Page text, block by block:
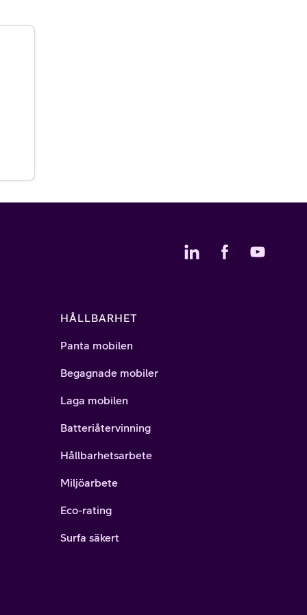
HÅLLBARHET
Panta mobilen
Begagnade mobiler
Laga mobilen
Batteriåtervinning
Hållbarhetsarbete
Miljöarbete
Eco-rating
Surfa säkert